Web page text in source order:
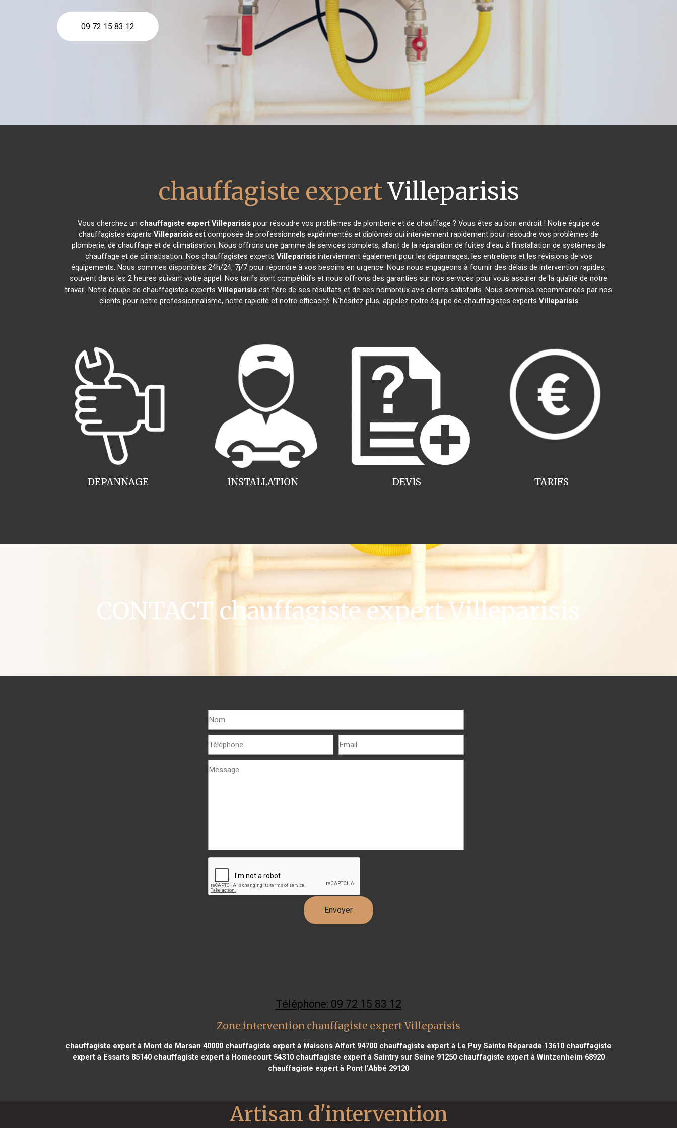
09 72 15 83 12
chauffagiste expertVilleparisis
Vous cherchez un chauffagiste expert Villeparisispour résoudre vos problèmes de plomberie et de chauffage ? Vous êtes au bon endroit ! Notre équipe de
chauffagistes experts Villeparisis est composée de professionnels expérimentés et diplômés qui interviennent rapidement pour résoudre vos problèmes de
plomberie, de chauffage et de climatisation. Nous offrons une gamme de services complets, allant de la réparation de fuites d'eau à l'installation de systèmes de
chauffage et de climatisation. Nos chauffagistes experts Villeparisisinterviennent également pour les dépannages, les entretiens et les révisions de vos
équipements. Nous sommes disponibles 24h/24, 7j/7 pour répondre à vos besoins en urgence. Nous nous engageons à fournir des délais de intervention rapides,
souvent dans les 2 heures suivant votre appel. Nos tarifs sont compétitifs et nous offrons des garanties sur nos services pour vous assurer de la qualité de notre
travail. Notre équipe de chauffagistes experts Villeparisis est fière de ses résultats et de ses nombreux avis clients satisfaits. Nous sommes recommandés par nos
clients pour notre professionnalisme, notre rapidité et notre efficacité. N'hésitez plus, appelez notre équipe de chauffagistes experts Villeparisis
INSTALLATION
DEPANNAGE TARIFS
DEVIS
CONTACT chauffagiste expert Villeparisis
Téléphone: 09 72 15 83 12
Zone intervention chauffagiste expert Villeparisis
chauffagiste expert à Mont de Marsan 40000 chauffagiste expert à Maisons Alfort 94700 chauffagiste expert à Le Puy Sainte Réparade 13610 chauffagiste
expert à Essarts 85140chauffagiste expert à Homécourt 54310chauffagiste expert à Saintry sur Seine 91250chauffagiste expert à Wintzenheim 68920
chauffagiste expert à Pont l'Abbé 29120
Artisan d'intervention